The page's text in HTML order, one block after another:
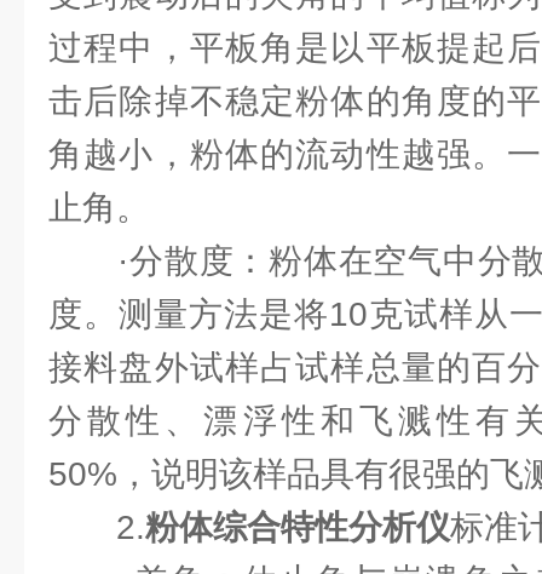
过程中，平板角是以平板提起
击后除掉不稳定粉体的角度的
角越小，粉体的流动性越强。
止角。
·分散度：粉体在空气中分
度。测量方法是将10克试样从
接料盘外试样占试样总量的百
分散性、漂浮性和飞溅性有
50%，说明该样品具有很强的飞
2.粉体综合特性分析仪标准